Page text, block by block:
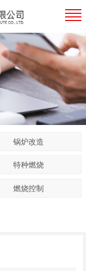
锅炉改造
特种燃烧
燃烧控制